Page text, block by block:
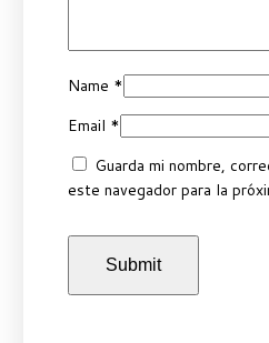
Name *
Email *
Guarda mi nombre,
este navegador para la